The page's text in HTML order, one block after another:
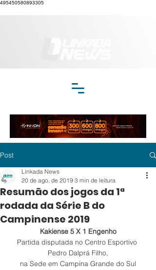
495450580893305
Post
Resumão dos jogos da 1ª
rodada da Série B do
Campinense 2019
Linkada News
20 de ago. de 2019 3 min de leitura
Kakiense 5 X 1 Engenho
Partida disputada no Centro Esportivo
Pedro Dalprá Filho,
na Sede em Campina Grande do Sul